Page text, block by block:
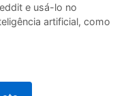
e usá-lo no
artificial, como